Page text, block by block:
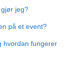
jeg?
på et event?
hvordan fungerer